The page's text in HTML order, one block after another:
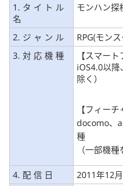
1. タ イ ト ル
名
モンハン
2. ジ ャ ン ル
RPG(モン
3. 対 応 機 種
【スマート
iOS4.0以
除く）
【フィーチ
docomo、
種
（一部機種
4. 配 信 日
2011年12